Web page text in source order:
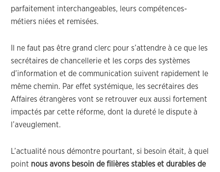
parfaitement interchangeables, leurs compétences-
métiers niées et remisées.
Il ne faut pas être grand clerc pour s’attendre à ce que les
secrétaires de chancellerie et les corps des systèmes
d’information et de communication suivent rapidement le
même chemin. Par effet systémique, les secrétaires des
Affaires étrangères vont se retrouver eux aussi fortement
impactés par cette réforme, dont la dureté le dispute à
l’aveuglement.
L’actualité nous démontre pourtant, si besoin était, à quel
point nous avons besoin de filières stables et durables de